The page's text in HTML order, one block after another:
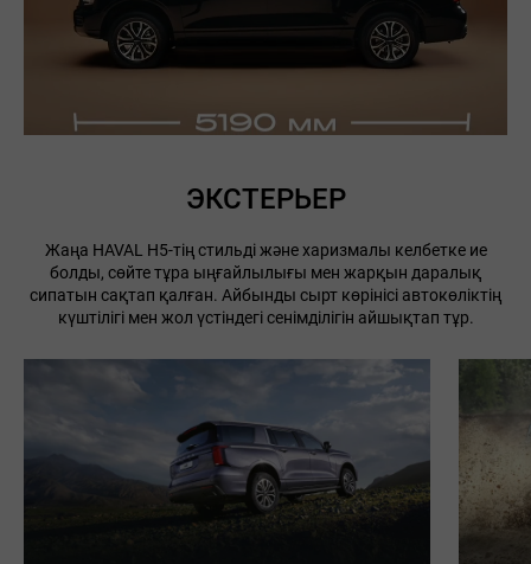
ЭКСТЕРЬЕР
Жаңа HAVAL H5-тің стильді және харизмалы келбетке ие
болды, сөйте тұра ыңғайлылығы мен жарқын даралық
сипатын сақтап қалған. Айбынды сырт көрінісі автокөліктің
күштілігі мен жол үстіндегі сенімділігін айшықтап тұр.